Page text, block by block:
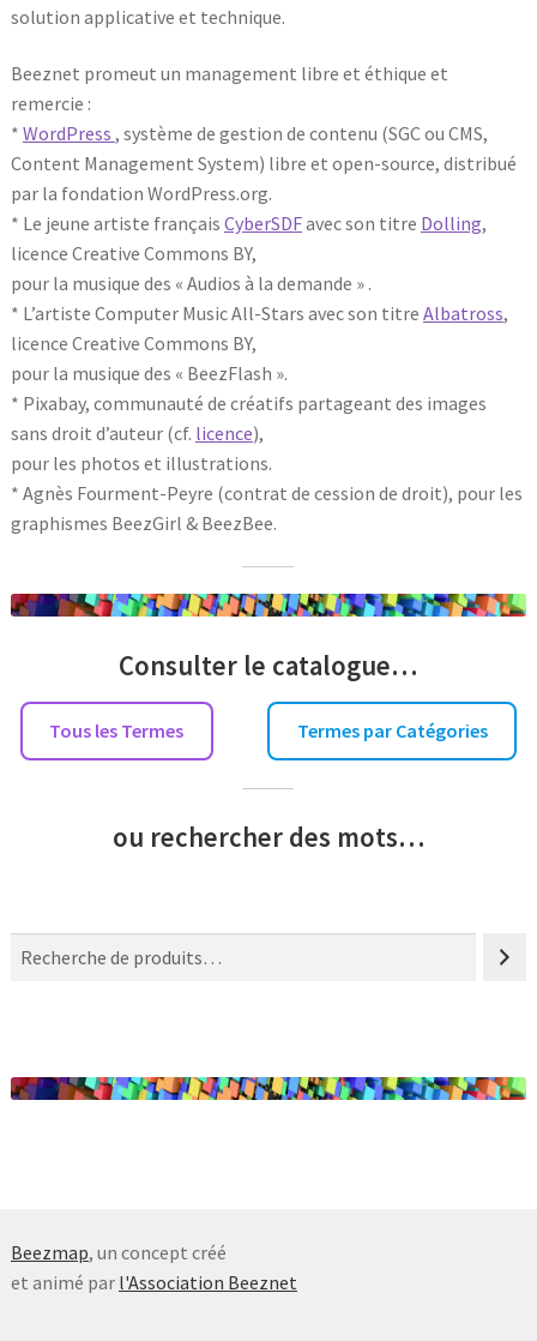
solution applicative et technique.
Beeznet promeut un management libre et éthique et
remercie :
* WordPress , système de gestion de contenu (SGC ou CMS,
Content Management System) libre et open-source, distribué
par la fondation WordPress.org.
* Le jeune artiste français CyberSDFavec son titre Dolling,
licence Creative Commons BY,
pour la musique des « Audios à la demande » .
* L’artiste Computer Music All-Stars avec son titre Albatross,
licence Creative Commons BY,
pour la musique des « BeezFlash ».
* Pixabay, communauté de créatifs partageant des images
sans droit d’auteur (cf. licence),
pour les photos et illustrations.
* Agnès Fourment-Peyre (contrat de cession de droit), pour les
graphismes BeezGirl & BeezBee.
Consulter le catalogue…
Tous les Termes Termes par Catégories
ou rechercher des mots…
r
Beezmap, un concept créé
et animé par l'Association Beeznet